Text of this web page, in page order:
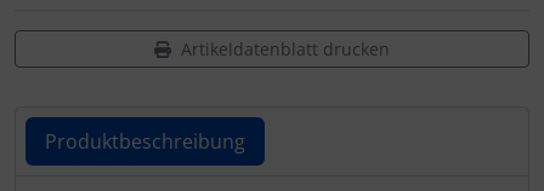
Artikeldatenblatt drucken
Produktbeschreibung